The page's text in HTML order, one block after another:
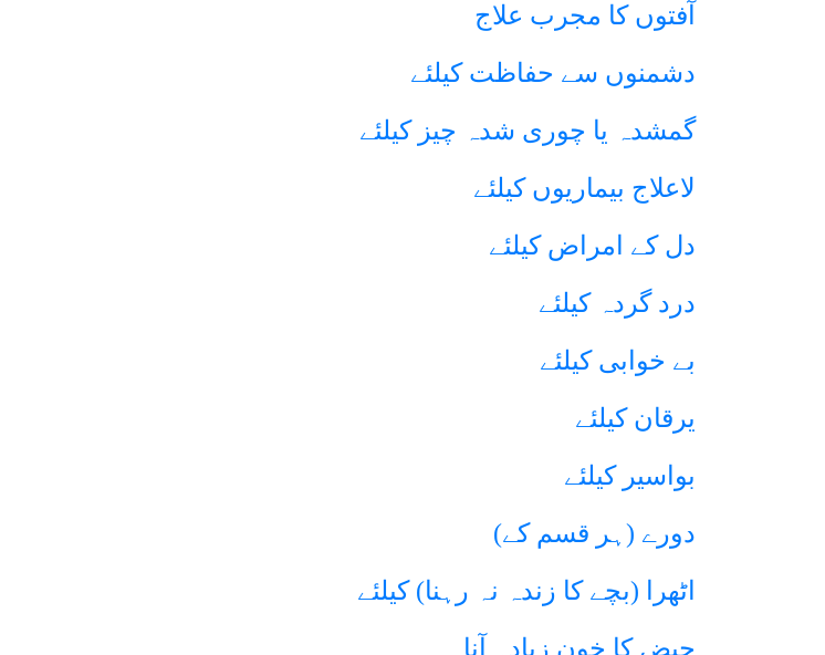
آفتوں کا مجرب علاج
دشمنوں سے حفاظت کیلئے
گمشدہ یا چوری شدہ چیز کیلئے
لاعلاج بیماریوں کیلئے
دل کے امراض کیلئے
درد گردہ کیلئے
بے خوابی کیلئے
یرقان کیلئے
بواسیر کیلئے
دورے (ہر قسم کے)
اٹھرا (بچے کا زندہ نہ رہنا) کیلئے
حیض کا خون زیادہ آنا